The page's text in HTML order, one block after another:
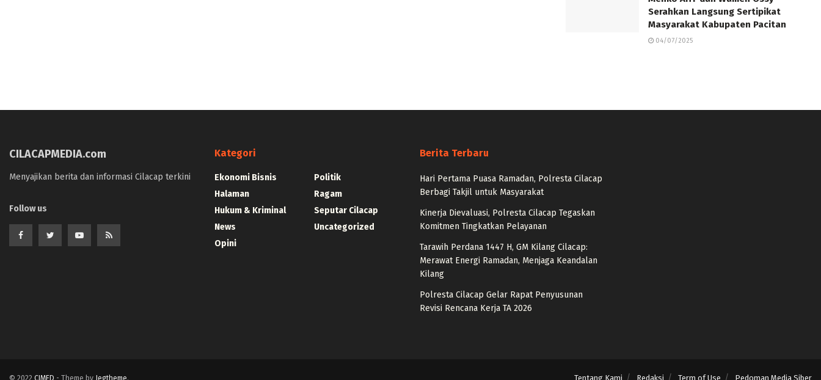
Serahkan Langsung Sertipikat
Masyarakat Kabupaten Pacitan
04/07/2025
CILACAPMEDIA.com
Menyajikan berita dan informasi Cilacap terkini
Follow us
Kategori
Ekonomi Bisnis
Halaman
Hukum & Kriminal
News
Opini
Politik
Ragam
Seputar Cilacap
Uncategorized
Berita Terbaru
Hari Pertama Puasa Ramadan, Polresta Cilacap
Berbagi Takjil untuk Masyarakat
Kinerja Dievaluasi, Polresta Cilacap Tegaskan
Komitmen Tingkatkan Pelayanan
Tarawih Perdana 1447 H, GM Kilang Cilacap:
Merawat Energi Ramadan, Menjaga Keandalan
Kilang
Polresta Cilacap Gelar Rapat Penyusunan
Revisi Rencana Kerja TA 2026
Tentang Kami Redaksi Term of Use Pedoman Media Siber
© 2022 CIMED - Theme by Jegtheme.